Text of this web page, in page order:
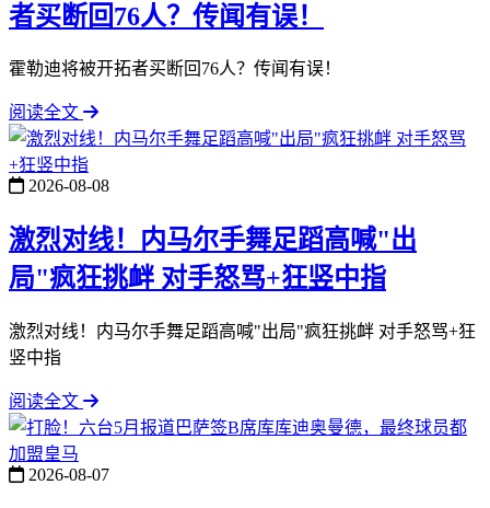
者买断回76人？传闻有误！
霍勒迪将被开拓者买断回76人？传闻有误！
阅读全文
2026-08-08
激烈对线！内马尔手舞足蹈高喊"出
局"疯狂挑衅 对手怒骂+狂竖中指
激烈对线！内马尔手舞足蹈高喊"出局"疯狂挑衅 对手怒骂+狂
竖中指
阅读全文
2026-08-07